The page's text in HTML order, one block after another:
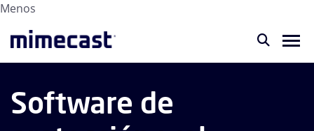
Menos
Software de